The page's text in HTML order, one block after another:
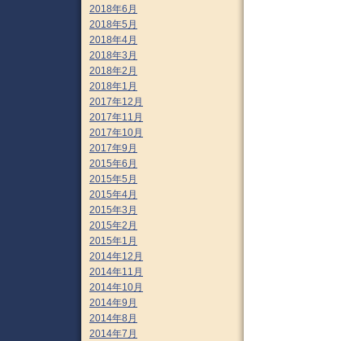
2018年6月
2018年5月
2018年4月
2018年3月
2018年2月
2018年1月
2017年12月
2017年11月
2017年10月
2017年9月
2015年6月
2015年5月
2015年4月
2015年3月
2015年2月
2015年1月
2014年12月
2014年11月
2014年10月
2014年9月
2014年8月
2014年7月